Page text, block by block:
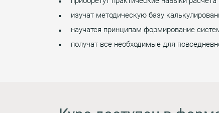
изучат методическую базу
научатся принципам формирование
получат все необходимые для